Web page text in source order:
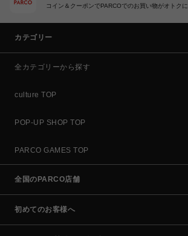
コイン＆クーポンでPARCOでのお買い物がオトクに
カテゴリー
全カテゴリーから探す
culture TOP
POP-UP SHOP TOP
PARCO GAMES TOP
全国のPARCO店舗
初めてのお客様へ